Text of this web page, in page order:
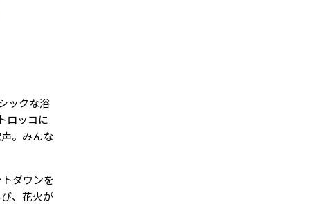
ックな浴
ロッコに
。みんな
ダウンを
、花火が